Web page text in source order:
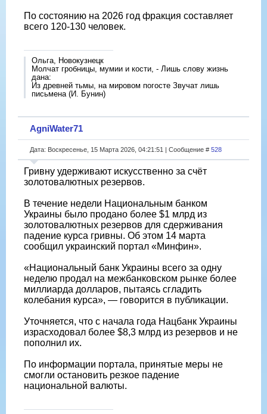
По состоянию на 2026 год фракция составляет
всего 120-130 человек.
Ольга, Новокузнецк
Молчат гробницы, мумии и кости, - Лишь слову жизнь
дана:
Из древней тьмы, на мировом погосте Звучат лишь
письмена (И. Бунин)
AgniWater71
Дата: Воскресенье, 15 Марта 2026, 04:21:51 | Сообщение # 528
Гривну удерживают искусственно за счёт
золотовалютных резервов.
В течение недели Национальным банком
Украины было продано более $1 млрд из
золотовалютных резервов для сдерживания
падение курса гривны. Об этом 14 марта
сообщил украинский портал «Минфин».
«Национальный банк Украины всего за одну
неделю продал на межбанковском рынке более
миллиарда долларов, пытаясь сгладить
колебания курса», — говорится в публикации.
Уточняется, что с начала года Нацбанк Украины
израсходовал более $8,3 млрд из резервов и не
пополнил их.
По информации портала, принятые меры не
смогли остановить резкое падение
национальной валюты.